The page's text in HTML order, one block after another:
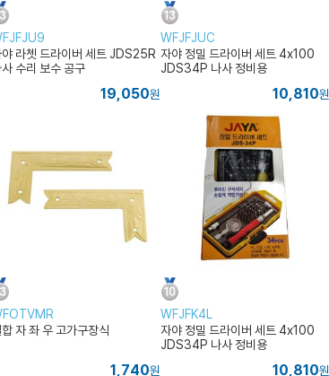
야 라쳇 드라이버 세트 JDS25R
수리 보수 공구
19,050원
WFJFJUC
자야 정밀 드라이버 세트 4x100
JDS34P 나사 정비용
10,810원
자 좌 우 고가구장식
1,740원
WFJFK4L
자야 정밀 드라이버 세트 4x100
JDS34P 나사 정비용
10,810원